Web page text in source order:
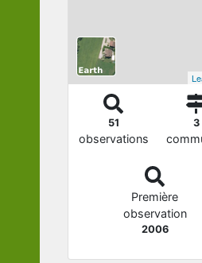
51
observations
3
Première
observation
2006